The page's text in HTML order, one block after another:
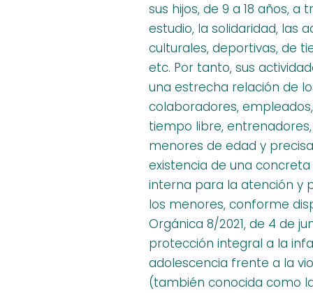
sus hijos, de 9 a 18 años, a
estudio, la solidaridad, las
culturales, deportivas, de
etc. Por tanto, sus
una estrecha relación de
colaboradores,
tiempo libre,
menores de edad y
existencia de una
interna para la atención y
los menores, conforme
Orgánica 8/2021, de 4 de
protección integral a la
adolescencia frente a la
(también conocida como